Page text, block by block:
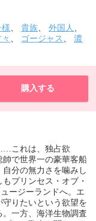
様、貴族、外国人 、
、 ゴージャス 、濃
購入する
これは、独占欲
で世界一の豪華客船
分の無力さを噛みし
プリンセス・オブ・
ージーランドへ。エ
りたいという欲望を
一方、海洋生物調査